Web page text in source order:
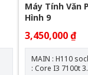
Máy Tính Văn
Hình 9
3,450,000 ₫
MAIN : H110 socket
: Core I3 7100t